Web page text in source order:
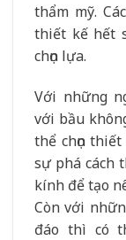
thẩm mỹ.
thiết kế hết
chọn lựa.
Với những
với bầu
thể chọn
sự phá cách
kính để tạo
Còn với
đáo thì có